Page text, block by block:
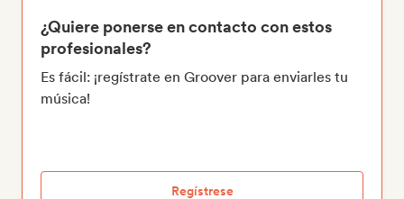
¿Quiere ponerse en contacto con estos
profesionales?
Es fácil: ¡regístrate en Groover para enviarles tu
música!
Regístrese